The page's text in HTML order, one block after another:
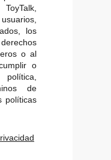
los
o al
o
de
políticas